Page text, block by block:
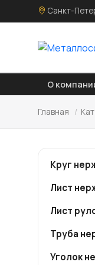
Санкт-
О
Главная /
Круг
Лист
Лист
Труба
Уголок